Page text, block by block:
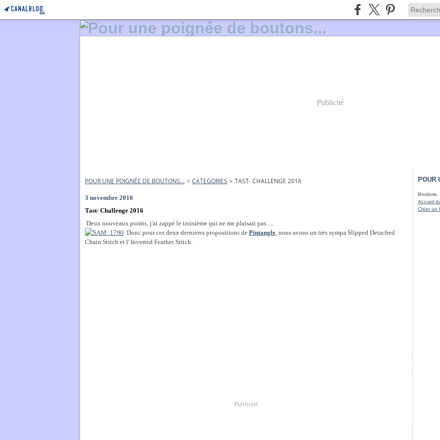
Publicité
POUR UNE POIGNÉE DE BOUTONS... > CATEGORIES > TAST- CHALLENGE 2016
3 novembre 2016
Tast- Challenge 2016
Deux nouveaux points, j'ai zappé le troisième qui ne me plaisait pas.....
Donc pour ces deux dernieres propositions de Pintangle, nous avons un très sympa Slipped Detached
Chain Stitch et l' Inverted Feather Stitch.
Publicité
POUR
Broderie,
Accueil
Créer un